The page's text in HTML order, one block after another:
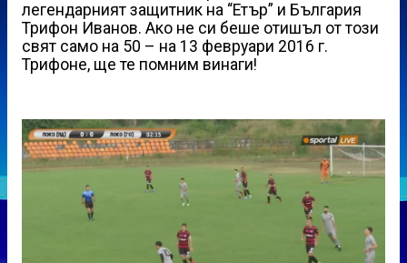
легендарният защитник на “Етър” и България
Трифон Иванов. Ако не си беше отишъл от този
свят само на 50 – на 13 февруари 2016 г.
Трифоне, ще те помним винаги!